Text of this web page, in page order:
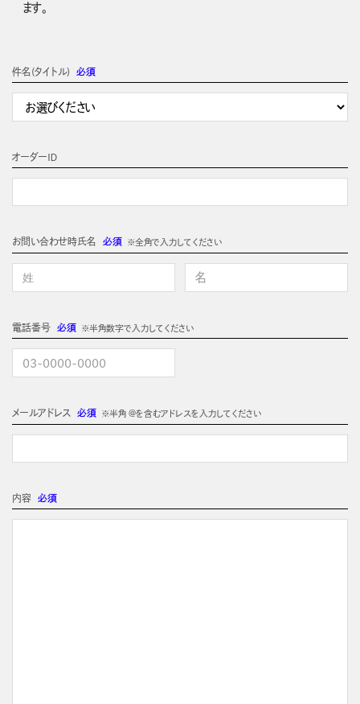
ます。
件名(タイトル) 必須
オーダーＩＤ
お問い合わせ時氏名 必須 ※全角で入力してください
電話番号必須 ※半角数字で入力してください
メールアドレス 必須 ※半角 @を含むアドレスを入力してください
内容 必須